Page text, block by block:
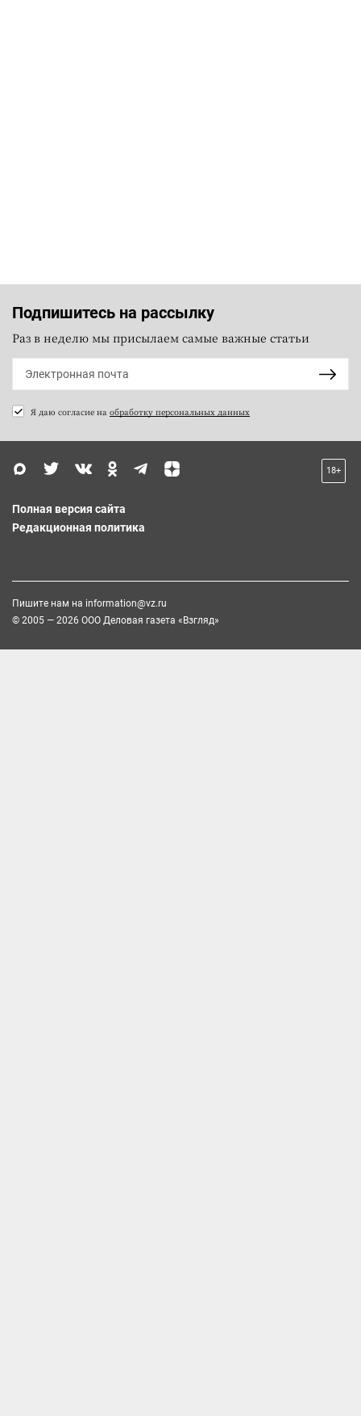
Подпишитесь на рассылку
Раз в неделю мы присылаем самые важные статьи
Я даю согласие на обработку персональных данных
18+
Полная версия сайта
Редакционная политика
Пишите нам на information@vz.ru
© 2005 — 2026 ООО Деловая газета «Взгляд»